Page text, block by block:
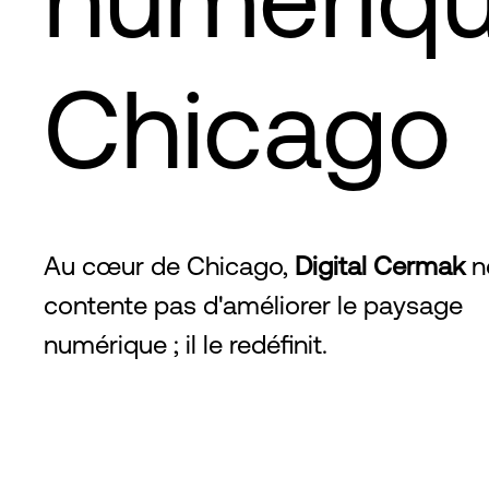
Chicago
Au cœur de Chicago, Digital Cermak
contente pas d'améliorer le paysage
numérique ; il le redéfinit.